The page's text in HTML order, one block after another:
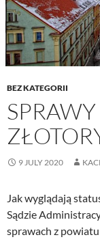
BEZ KATEGORII
9 JULY 2020
Jak wyglądają
Sądzie
sprawach z